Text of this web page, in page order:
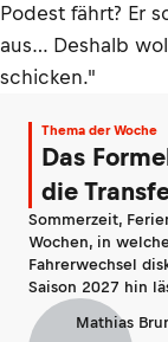
Podest fährt? Er
aus… Deshalb
schicken."
Thema der Woche
Das
die
Sommerzeit,
Wochen, in
Fahrerwechsel
Saison 2027 hin
Mathias